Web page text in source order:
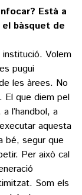
Està a
bàsquet de
Volem
pugui
les àrees. No
El que diem pel
l’handbol, a
aquesta
bé, segur que
Per això cal
Som els